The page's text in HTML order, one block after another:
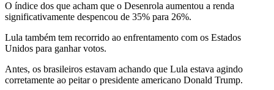
O índice dos que acham que o Desenrola aumentou a renda
significativamente despencou de 35% para 26%.
Lula também tem recorrido ao enfrentamento com os Estados
Unidos para ganhar votos.
Antes, os brasileiros estavam achando que Lula estava agindo
corretamente ao peitar o presidente americano Donald Trump.